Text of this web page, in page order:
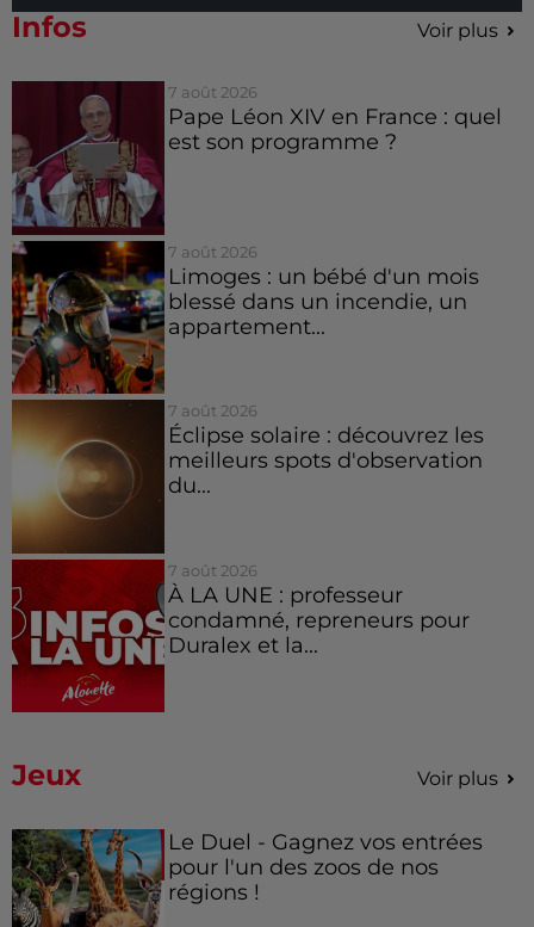
Infos Voir plus
7 août 2026
Pape Léon XIV en France : quel
est son programme ?
7 août 2026
Limoges : un bébé d'un mois
blessé dans un incendie, un
appartement...
7 août 2026
Éclipse solaire : découvrez les
meilleurs spots d'observation
du...
7 août 2026
À LA UNE : professeur
condamné, repreneurs pour
Duralex et la...
Jeux Voir plus
Le Duel - Gagnez vos entrées
pour l'un des zoos de nos
régions !